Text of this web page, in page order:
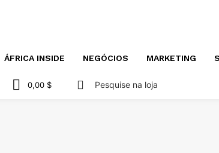
ÁFRICA INSIDE NEGÓCIOS MARKETING
0,00 $ Pesquise na loja